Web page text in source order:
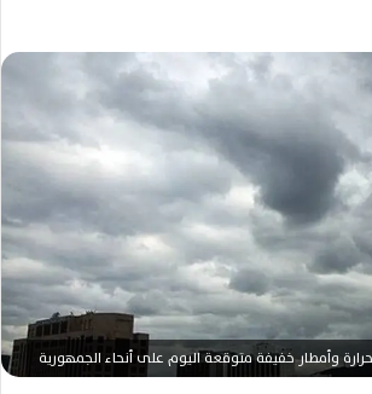
وأمطار خفيفة متوقعة اليوم على أنحاء الجمهورية